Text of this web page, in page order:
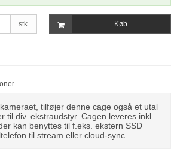
stk. Køb
tilføjer denne cage også et utal
til div. ekstraudstyr. Cagen leveres inkl.
kan benyttes til f.eks. ekstern SSD
til stream eller cloud-sync.